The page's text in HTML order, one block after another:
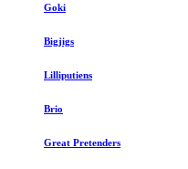
Goki
Bigjigs
Lilliputiens
Brio
Great Pretenders